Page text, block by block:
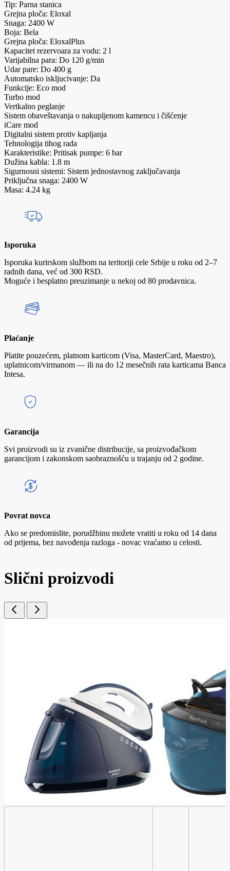
Tip: Parna stanica
Grejna ploča: Eloxal
Snaga: 2400 W
Boja: Bela
Grejna ploča: EloxalPlus
Kapacitet rezervoara za vodu: 2 l
Varijabilna para: Do 120 g/min
Udar pare: Do 400 g
Automatsko iskljucivanje: Da
Funkcije: Eco mod
Turbo mod
Vertkalno peglanje
Sistem obaveštavanja o nakupljenom kamencu i čišćenje
iCare mod
Digitalni sistem protiv kapljanja
Tehnologija tihog rada
Karakteristike: Pritisak pumpe: 6 bar
Dužina kabla: 1.8 m
Sigurnosni sistemi: Sistem jednostavnog zaključavanja
Priključna snaga: 2400 W
Masa: 4.24 kg
Isporuka
Isporuka kurirskom službom na teritoriji cele Srbije u roku od 2–7
radnih dana, već od 300 RSD.
Moguće i besplatno preuzimanje u nekoj od 80 prodavnica.
Plaćanje
Platite pouzećem, platnom karticom (Visa, MasterCard, Maestro),
uplatnicom/virmanom — ili na do 12 mesečnih rata karticama Banca
Intesa.
Garancija
Svi proizvodi su iz zvanične distribucije, sa proizvođačkom
garancijom i zakonskom saobraznošću u trajanju od 2 godine.
Povrat novca
Ako se predomislite, porudžbinu možete vratiti u roku od 14 dana
od prijema, bez navođenja razloga - novac vraćamo u celosti.
Slični proizvodi